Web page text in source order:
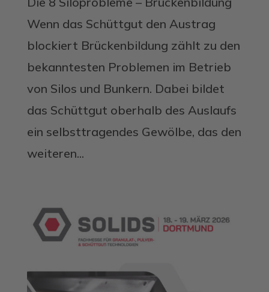
Wenn das Schüttgut den Austrag
blockiert Brückenbildung zählt zu den
bekanntesten Problemen im Betrieb
von Silos und Bunkern. Dabei bildet
das Schüttgut oberhalb des Auslaufs
ein selbsttragendes Gewölbe, das den
weiteren...